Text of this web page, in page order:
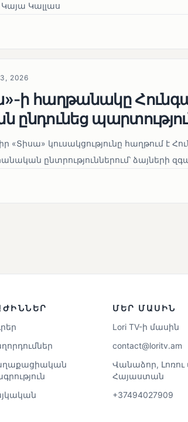
Կալլաս
2026
ի հաղթանակը
ընդունեց
«Տիսա» կուսակցությունը հաղթում է
ընտրություններում՝ ձայների
ՄԵՐ ՄԱՍԻՆ
Lori TV-ի մասին
contact@loritv.am
Վանաձոր, Լոռու
Հայաստան
+37494027909